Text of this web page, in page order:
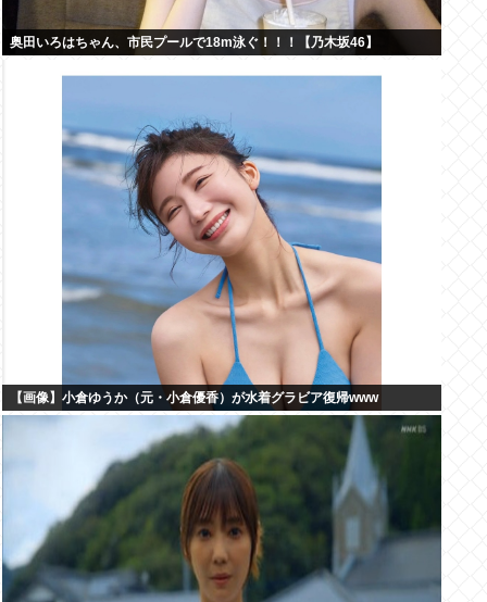
奥田いろはちゃん、市民プールで18m泳ぐ！！！【乃木坂46】
【画像】小倉ゆうか（元・小倉優香）が水着グラビア復帰www